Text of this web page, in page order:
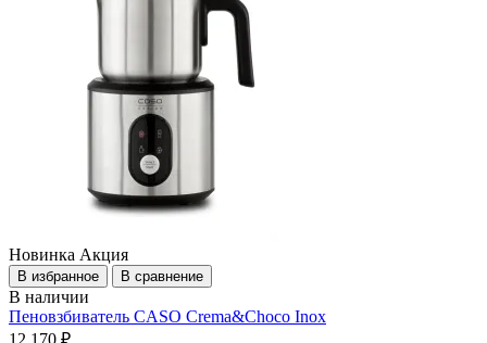
Новинка Акция
В избранное В сравнение
В наличии
Пеновзбиватель CASO Crema&Choco Inox
12 170 ₽